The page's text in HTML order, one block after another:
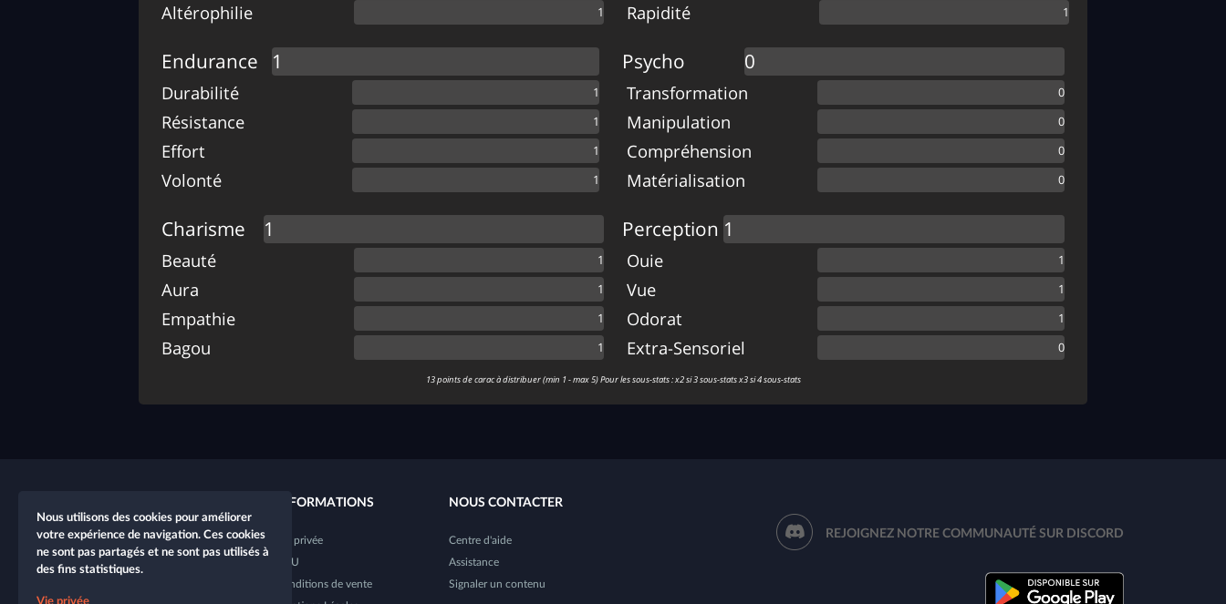
Altérophilie
Endurance
Durabilité
Résistance
Effort
Volonté
Charisme
Beauté
Aura
Empathie
Bagou
Rapidité
Psycho
Transformation
Manipulation
Compréhension
Matérialisation
Perception
Ouie
Vue
Odorat
Extra-Sensoriel
13 points de carac à distribuer (min 1 - max 5) Pour les sous-stats : x2 si 3 sous-stats x3 si 4 sous-stats
Nouveau personnage
Nouvelle table
INFORMATIONS
Vie privée
CGU
Conditions de vente
NOUS CONTACTER
Centre d'aide
Assistance
Signaler un contenu
REJOIGNEZ NOTRE COMMUNAUTÉ SUR DISCORD
Nous utilisons des cookies pour améliorer
votre expérience de navigation. Ces cookies
ne sont pas partagés et ne sont pas utilisés à
des fins statistiques.